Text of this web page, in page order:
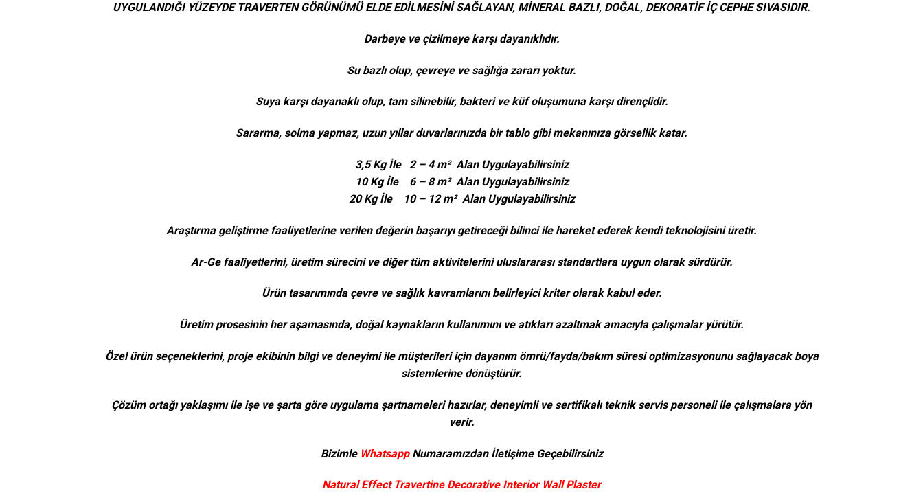
UYGULANDIĞI YÜZEYDE TRAVERTEN GÖRÜNÜMÜ ELDE EDİLMESİNİ SAĞLAYAN, MİNERAL BAZLI, DOĞAL, DEKORATİF İÇ CEPHE SIVASIDIR.
Darbeye ve çizilmeye karşı dayanıklıdır.
Su bazlı olup, çevreye ve sağlığa zararı yoktur.
Suya karşı dayanaklı olup, tam silinebilir, bakteri ve küf oluşumuna karşı dirençlidir.
Sararma, solma yapmaz, uzun yıllar duvarlarınızda bir tablo gibi mekanınıza görsellik katar.
3,5 Kg İle 2 – 4 m² Alan Uygulayabilirsiniz
10 Kg İle 6 – 8 m² Alan Uygulayabilirsiniz
20 Kg İle 10 – 12 m² Alan Uygulayabilirsiniz
Araştırma geliştirme faaliyetlerine verilen değerin başarıyı getireceği bilinci ile hareket ederek kendi teknolojisini üretir.
Ar-Ge faaliyetlerini, üretim sürecini ve diğer tüm aktivitelerini uluslararası standartlara uygun olarak sürdürür.
Ürün tasarımında çevre ve sağlık kavramlarını belirleyici kriter olarak kabul eder.
Üretim prosesinin her aşamasında, doğal kaynakların kullanımını ve atıkları azaltmak amacıyla çalışmalar yürütür.
Özel ürün seçeneklerini, proje ekibinin bilgi ve deneyimi ile müşterileri için dayanım ömrü/fayda/bakım süresi optimizasyonunu sağlayacak boya
sistemlerine dönüştürür.
Çözüm ortağı yaklaşımı ile işe ve şarta göre uygulama şartnameleri hazırlar, deneyimli ve sertifikalı teknik servis personeli ile çalışmalara yön
verir.
Bizimle Whatsapp Numaramızdan İletişime Geçebilirsiniz
Natural Effect Travertine Decorative Interior Wall Plaster